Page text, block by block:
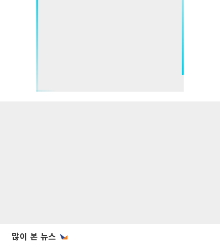
많이 본 뉴스